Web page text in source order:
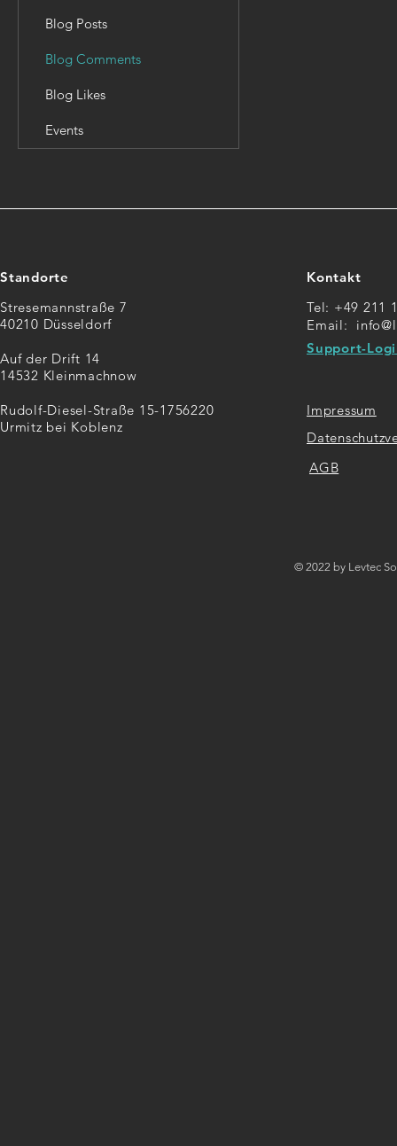
Blog Posts
Blog Comments
Blog Likes
Events
Standorte
Stresemannstraße 7
40210 Düsseldorf
Auf der Drift 14
14532 Kleinmachnow
Rudolf-Diesel-Straße 15-1756220
Urmitz bei Koblenz
Kontakt
Tel: +49 211
Email:
Support-
Impressum
AGB
© 2022 by Levtec